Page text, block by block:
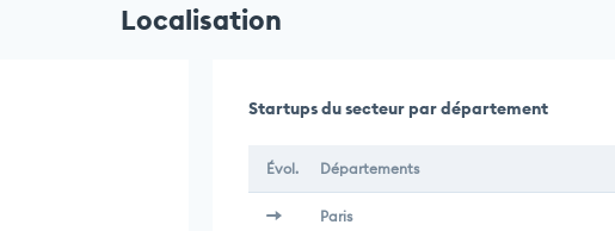
Localisation
Startups du secteur par département
Évol. Départements
Paris